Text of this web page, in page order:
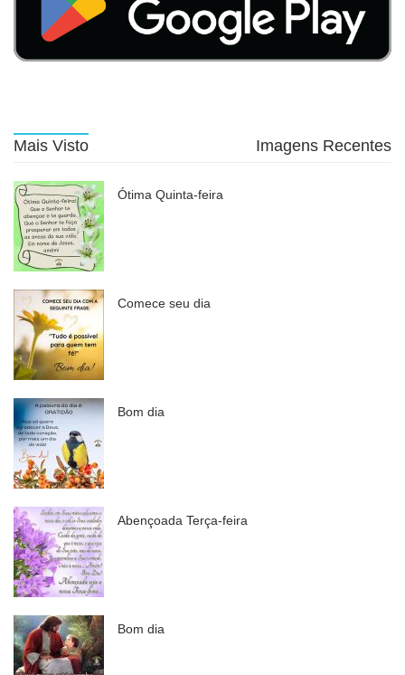
Mais Visto Imagens Recentes
Ótima Quinta-feira
Comece seu dia
Bom dia
Abençoada Terça-feira
Bom dia